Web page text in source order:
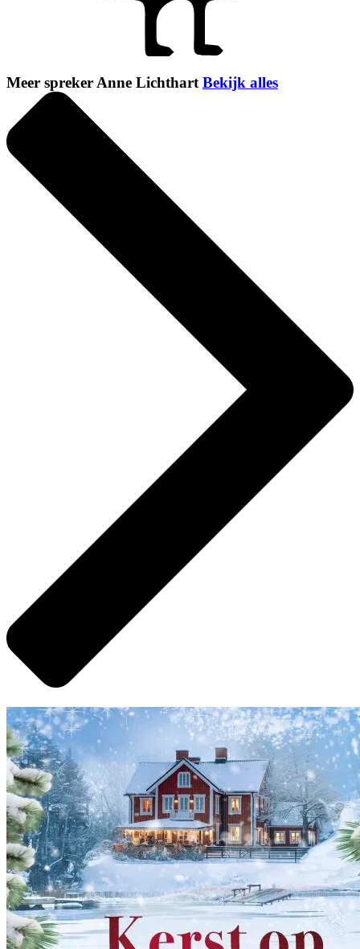
Meer spreker Anne LichthartBekijk alles